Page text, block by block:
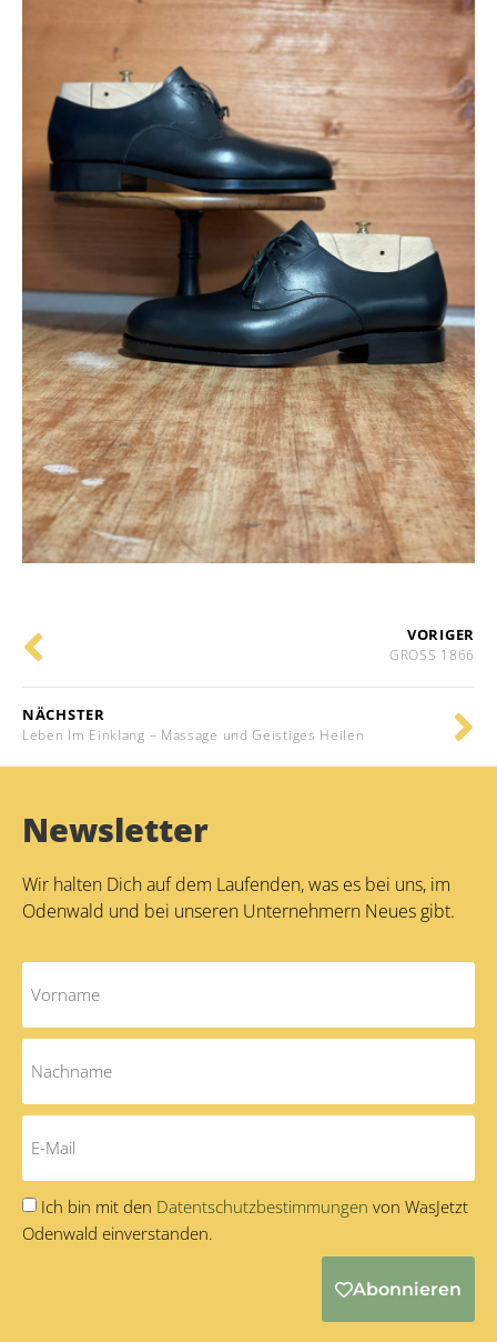
VORIGER
GROSS 1866
NÄCHSTER
Leben Im Einklang – Massage und Geistiges Heilen
Newsletter
Wir halten Dich auf dem Laufenden, was es bei uns, im
Odenwald und bei unseren Unternehmern Neues gibt.
Ich bin mit den Datentschutzbestimmungen von WasJetzt
Odenwald einverstanden.
Abonnieren